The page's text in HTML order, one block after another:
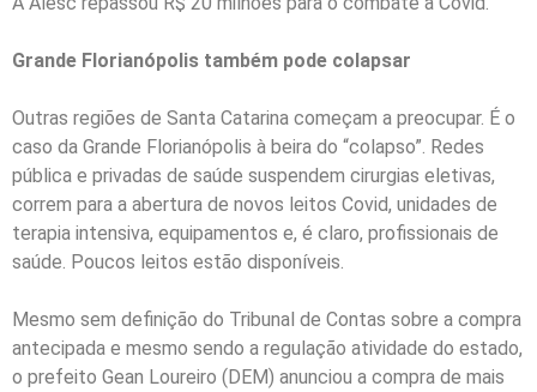
Grande Florianópolis também pode colapsar
Outras regiões de Santa Catarina começam a preocupar. É o
caso da Grande Florianópolis à beira do “colapso”. Redes
pública e privadas de saúde suspendem cirurgias eletivas,
correm para a abertura de novos leitos Covid, unidades de
terapia intensiva, equipamentos e, é claro, profissionais de
saúde. Poucos leitos estão disponíveis.
Mesmo sem definição do Tribunal de Contas sobre a compra
antecipada e mesmo sendo a regulação atividade do estado,
o prefeito Gean Loureiro (DEM) anunciou a compra de mais